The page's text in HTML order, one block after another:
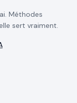
Méthodes
sert vraiment.